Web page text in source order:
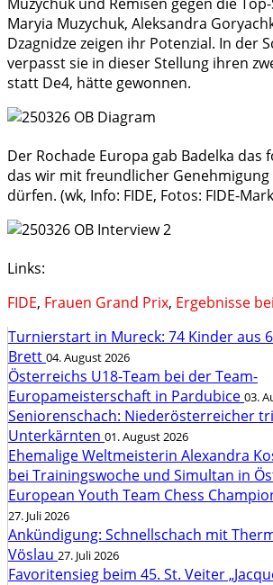
Maryia Muzychuk, Aleksandra
Dzagnidze zeigen ihr Potenzial. In der
verpasst sie in dieser Stellung ihren
statt De4, hätte gewonnen.
Der Rochade Europa gab Badelka das
das wir mit freundlicher
dürfen. (wk, Info: FIDE, Fotos: FIDE-
Links:
FIDE, Frauen Grand Prix, Ergebnisse
Turnierstart in Mureck: 74 Kinder aus
Brett 04. August 2026
Österreichs U18-Team bei der Team-
Europameisterschaft in Pardubice 03.
Seniorenschach: Niederösterreicher
Unterkärnten 01. August 2026
Ehemalige Weltmeisterin Alexandra
bei Trainingswoche und Simultan in
European Youth Team Chess
27. Juli 2026
Ankündigung: Schnellschach mit
Vöslau 27. Juli 2026
Favoritensieg beim 45. St. Veiter